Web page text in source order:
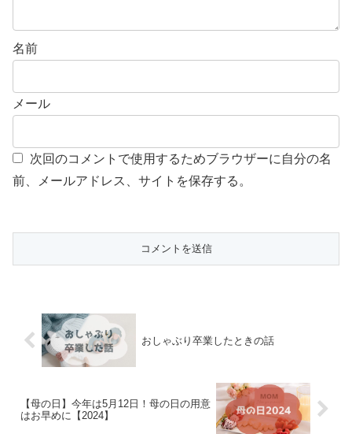
名前
メール
次回のコメントで使用するためブラウザーに自分の名
前、メールアドレス、サイトを保存する。
おしゃぶり卒業したときの話
【母の日】今年は5月12日！母の日の用意
はお早めに【2024】